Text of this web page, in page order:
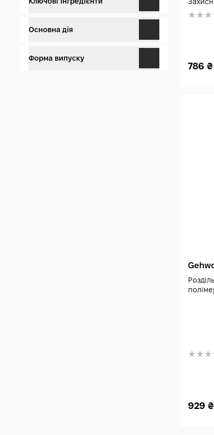
Основна дія
Форма випуску
786 ₴
929 ₴